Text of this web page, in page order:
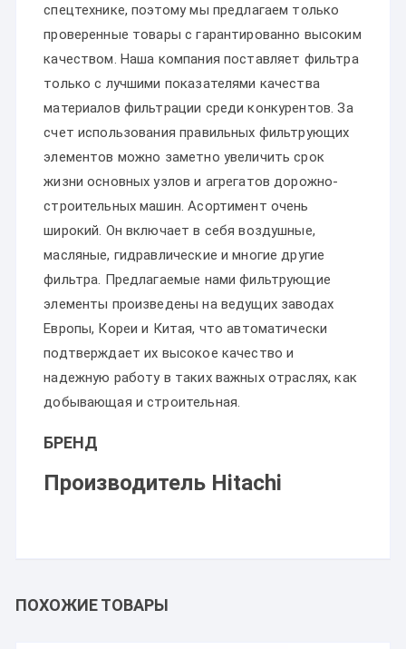
спецтехнике, поэтому мы предлагаем только
проверенные товары с гарантированно высоким
качеством. Наша компания поставляет фильтра
только с лучшими показателями качества
материалов фильтрации среди конкурентов. За
счет использования правильных фильтрующих
элементов можно заметно увеличить срок
жизни основных узлов и агрегатов дорожно-
строительных машин. Асортимент очень
широкий. Он включает в себя воздушные,
масляные, гидравлические и многие другие
фильтра. Предлагаемые нами фильтрующие
элементы произведены на ведущих заводах
Европы, Кореи и Китая, что автоматически
подтверждает их высокое качество и
надежную работу в таких важных отраслях, как
добывающая и строительная.
БРЕНД
Производитель Hitachi
ПОХОЖИЕ ТОВАРЫ